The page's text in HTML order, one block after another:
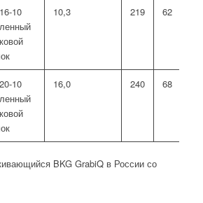
10
10,3 219 62
10
16,0 240 68